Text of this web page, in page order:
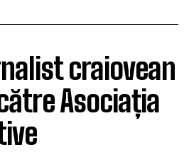
craiovean
Asociația